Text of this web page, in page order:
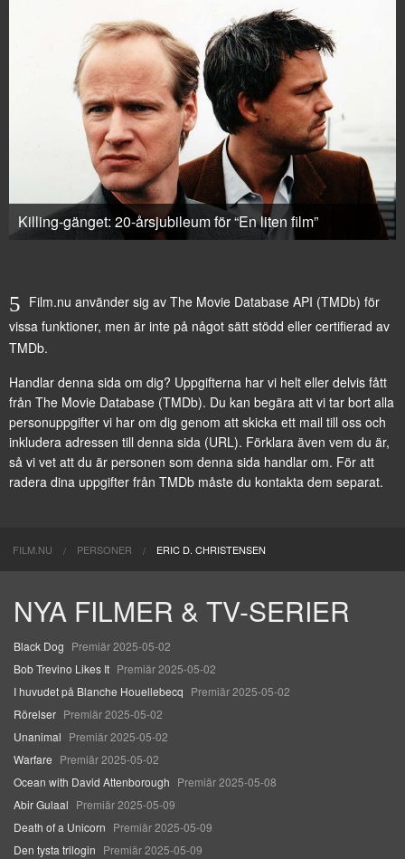
Killing-gänget: 20-årsjubileum för “En liten film”
Film.nu använder sig av The Movie Database API (TMDb) för
vissa funktioner, men är inte på något sätt stödd eller certifierad av
TMDb.
Handlar denna sida om dig? Uppgifterna har vi helt eller delvis fått
från The Movie Database (TMDb). Du kan begära att vi tar bort alla
personuppgifter vi har om dig genom att skicka ett mail till oss och
inkludera adressen till denna sida (URL). Förklara även vem du är,
så vi vet att du är personen som denna sida handlar om. För att
radera dina uppgifter från TMDb måste du kontakta dem separat.
FILM.NU PERSONER ERIC D. CHRISTENSEN
NYA FILMER & TV-SERIER
Black Dog Premiär 2025-05-02
Bob Trevino Likes It Premiär 2025-05-02
I huvudet på Blanche Houellebecq Premiär 2025-05-02
Rörelser Premiär 2025-05-02
Unanimal Premiär 2025-05-02
Warfare Premiär 2025-05-02
Ocean with David Attenborough Premiär 2025-05-08
Abir Gulaal Premiär 2025-05-09
Death of a Unicorn Premiär 2025-05-09
Den tysta trilogin Premiär 2025-05-09